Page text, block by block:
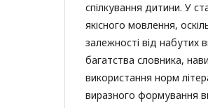
спілкування дитини. У
якісного мовлення,
залежності від набутих
багатства словника,
використання норм
виразного формування